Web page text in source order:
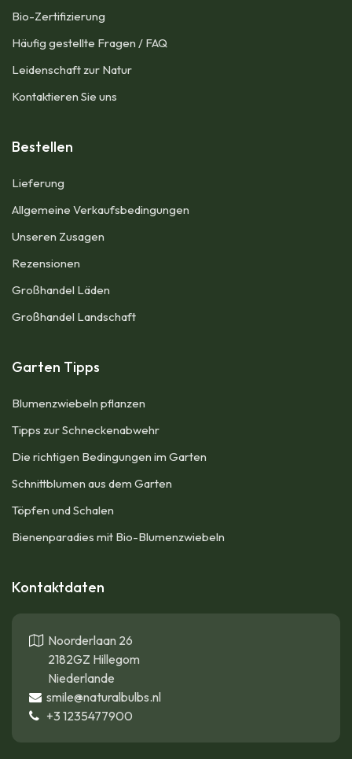
Bio-Zertifizierung
Häufig gestellte Fragen / FAQ
Leidenschaft zur Natur
Kontaktieren Sie uns
Bestellen
Lieferung
Allgemeine Verkaufsbedingungen​
Unseren Zusagen
Rezensionen
Großhandel Läden
Großhandel Landschaft
Garten Tipps
Blumenzwiebeln pflanzen​
Tipps zur Schneckenabwehr
Die richtigen Bedingungen im Garten
Schnittblumen aus dem Garten
Töpfen und Schalen
Bienenparadies mit Bio-Blumenzwiebeln
Kontaktdaten
Noorderlaan 26
2182GZ Hillegom
Niederlande
smile@naturalbulbs.nl
+3 1235477900